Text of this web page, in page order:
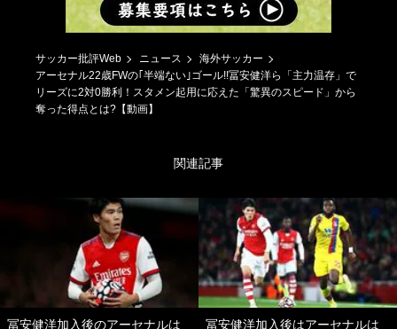
サッカー批評Web ニュース
海外サッカー
アーセナル22歳FWの｢半端ない｣ゴール!!冨安健洋ら「主力温存」で
リーズに2対0勝利！スタメン起用に応えた「驚異のスピード」から
奪った得点とは?【動画】
関連記事
冨安健洋加入後のアーセナルは
冨安健洋加入後はアーセナルは